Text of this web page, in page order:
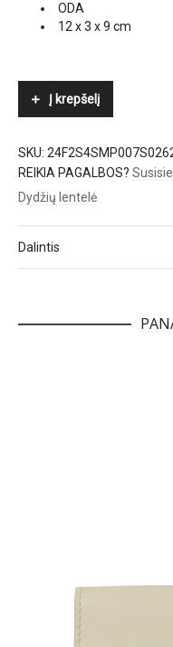
ODA
12 x 3 x 9 cm
Į krepšelį
SKU:
REIKIA PAGALBOS?
Dydžių lentelė
Dalintis